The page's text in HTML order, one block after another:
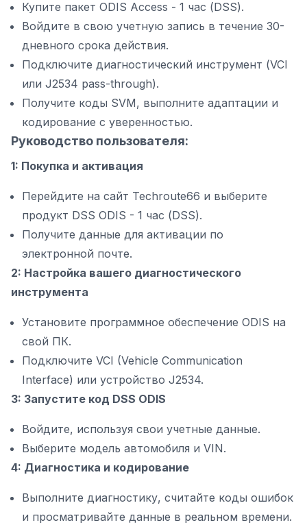
Купите пакет ODIS Access - 1 час (DSS).
Войдите в свою учетную запись в течение 30-
дневного срока действия.
Подключите диагностический инструмент (VCI
или J2534 pass-through).
Получите коды SVM, выполните адаптации и
кодирование с уверенностью.
Руководство пользователя:
1: Покупка и активация
Перейдите на сайт Techroute66 и выберите
продукт DSS ODIS - 1 час (DSS).
Получите данные для активации по
электронной почте.
2: Настройка вашего диагностического
инструмента
Установите программное обеспечение ODIS на
свой ПК.
Подключите VCI (Vehicle Communication
Interface) или устройство J2534.
3: Запустите код DSS ODIS
Войдите, используя свои учетные данные.
Выберите модель автомобиля и VIN.
4: Диагностика и кодирование
Выполните диагностику, считайте коды ошибок
и просматривайте данные в реальном времени.